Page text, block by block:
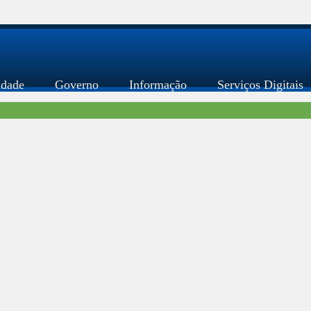
Governo Informação Serviços Digitais